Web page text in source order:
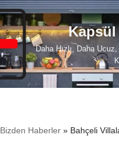
Kapsül
Daha Hızlı, Daha
Bizden Haberler » Bahçeli